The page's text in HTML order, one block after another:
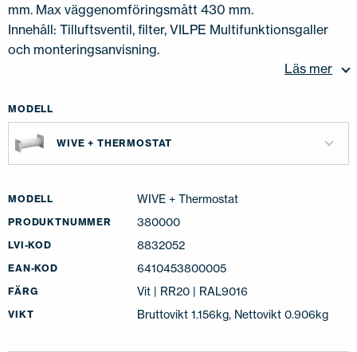
mm. Max väggenomföringsmått 430 mm.
Innehåll: Tilluftsventil, filter, VILPE Multifunktionsgaller
och monteringsanvisning.
Läs mer
MODELL
WIVE + THERMOSTAT
MODELL WIVE + Thermostat
PRODUKTNUMMER 380000
LVI-KOD 8832052
EAN-KOD 6410453800005
FÄRG Vit | RR20 | RAL9016
VIKT Bruttovikt 1.156kg, Nettovikt 0.906kg